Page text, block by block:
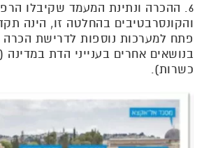
6. ההכרה ונתינת המעמד שקיבלו
והקונסרבטיבים בהחלטה זו, הינה
פתח למערכות נוספות לדרישת הכרה
בנושאים אחרים בענייני הדת במדינה
כשרות).